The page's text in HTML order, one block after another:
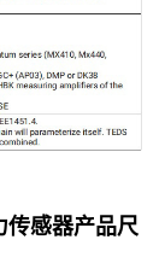
传感器产品尺